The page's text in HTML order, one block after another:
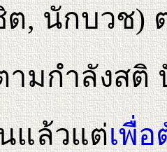
ต, นักบวช)
ามกําลังส
แล้วแต่เพื่